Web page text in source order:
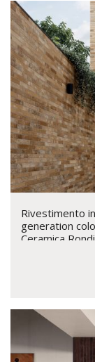
Rivestimento
generation
Ceramica